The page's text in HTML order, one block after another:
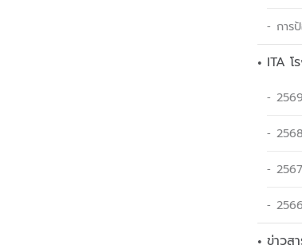
การ
ITA
2569
2568
2567
2566
ข่าวส